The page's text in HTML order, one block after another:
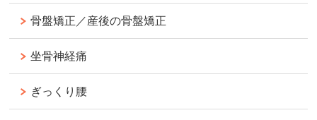
骨盤矯正／産後の骨盤矯正
坐骨神経痛
ぎっくり腰